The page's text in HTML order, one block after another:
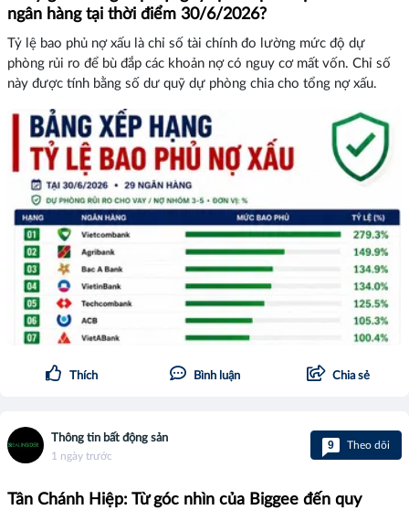
ngân hàng tại thời điểm 30/6/2026?
Tỷ lệ bao phủ nợ xấu là chỉ số tài chính đo lường mức độ dự
phòng rủi ro để bù đắp các khoản nợ có nguy cơ mất vốn. Chỉ số
này được tính bằng số dư quỹ dự phòng chia cho tổng nợ xấu.
Thích Bình luận Chia sẻ
Thông tin bất động sản
1 ngày trước
9 Theo dõi
Tân Chánh Hiệp: Từ góc nhìn của Biggee đến quy